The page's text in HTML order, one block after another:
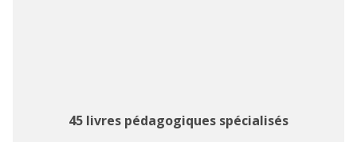
45 livres pédagogiques spécialisés